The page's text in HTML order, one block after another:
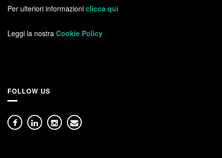
Per ulteriori informazioni clicca qui
Leggi la nostra Cookie Policy
FOLLOW US